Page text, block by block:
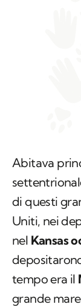
Abitava
di questi
Uniti, nei
nel Kansas
tempo era il
grande